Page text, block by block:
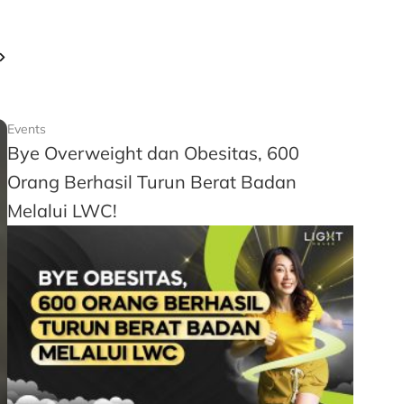
Events
Bye Overweight dan Obesitas, 600
Orang Berhasil Turun Berat Badan
Melalui LWC!